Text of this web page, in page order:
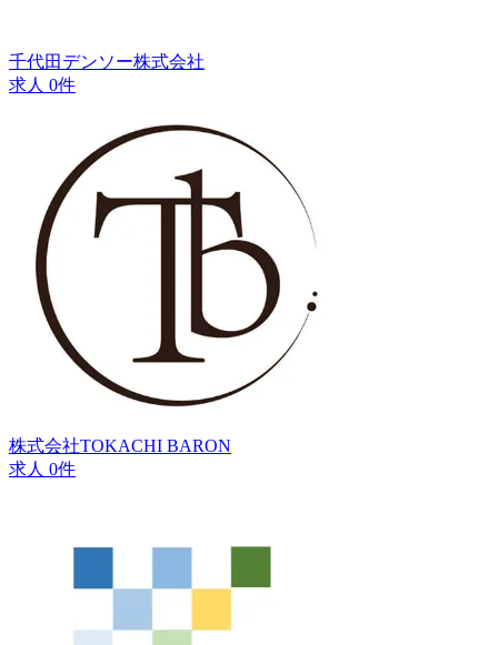
千代田デンソー株式会社
求人 0件
株式会社TOKACHI BARON
求人 0件